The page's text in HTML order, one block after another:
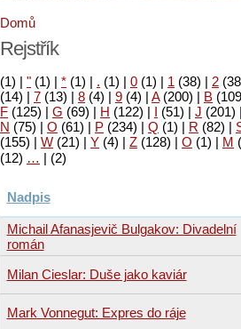
Domů
Rejstřík
(1) | " (1) | * (1) | . (1) | 0 (1) | 1 (38) | 2
(14) | 7 (13) | 8 (4) | 9 (4) | A(200) | B
F (125) | G (69) | H (122) | I (51) | J (201) |
N (75) | O (61) | P (234) | Q (1) | R (82) |
(155) | W (21) | Y (4) | Z (128) | Ο (1) | М
(2)
|
…
(12)
Nadpis
Michail Afanasjevič Bulgakov: Divadelní
román
Milan Cieslar: Duše jako kaviár
Mark Vonnegut: Expres do ráje